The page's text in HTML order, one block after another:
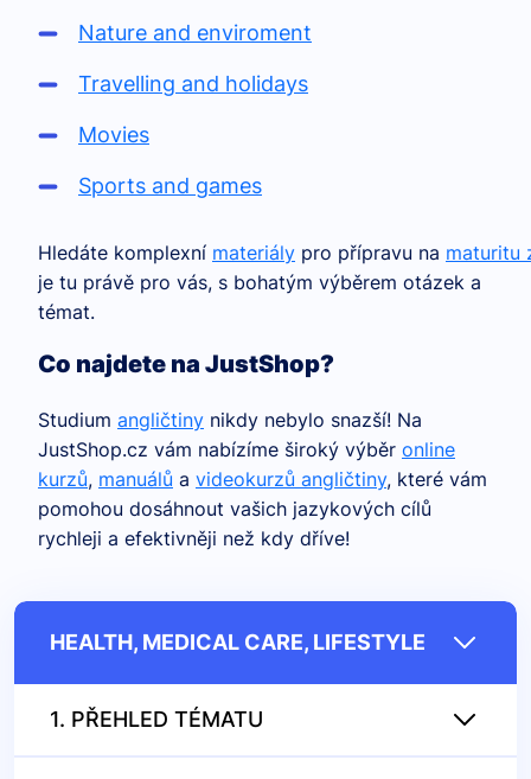
Nature and enviroment
Travelling and holidays
Movies
Sports and games
Hledáte komplexní materiály pro přípravu na maturitu
je tu právě pro vás, s bohatým výběrem otázek a
témat.
Co najdete na JustShop?
Studium angličtiny nikdy nebylo snazší! Na
JustShop.cz vám nabízíme široký výběr online
kurzů, manuálů a videokurzů angličtiny, které vám
pomohou dosáhnout vašich jazykových cílů
rychleji a efektivněji než kdy dříve!
HEALTH, MEDICAL CARE, LIFESTYLE
1. PŘEHLED TÉMATU